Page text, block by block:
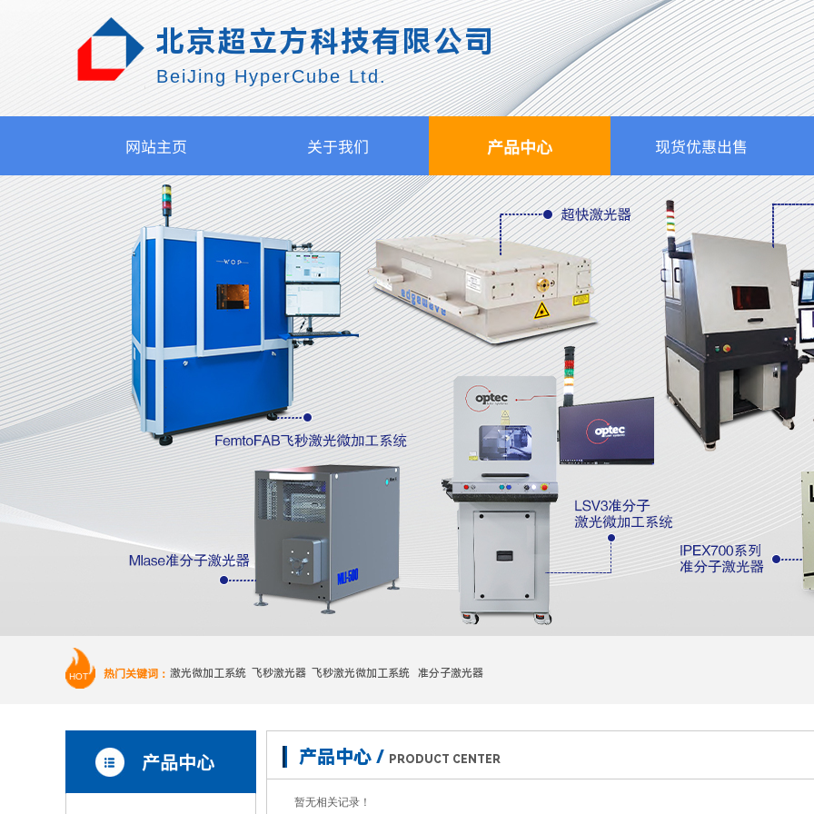
北京超立方科技有限公司
BeiJing HyperCube Ltd.
网站主页 关于我们 产品中心 现货优惠出售
激光微加工系统 飞秒激光器 飞秒激光微加工系统 准分子激光器
热门关键词：
HOT
产品中心 / PRODUCT CENTER
暂无相关记录！
产品中心